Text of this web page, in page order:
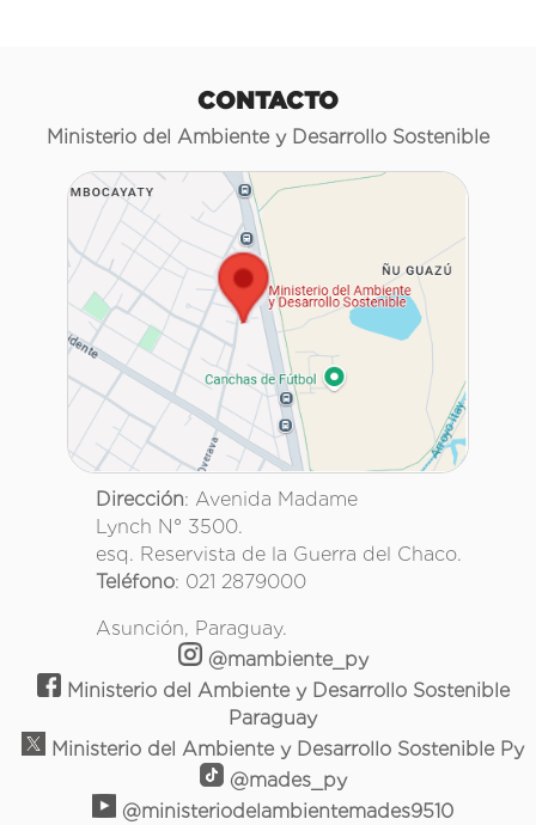
CONTACTO
Ministerio del Ambiente y Desarrollo Sostenible
Dirección: Avenida Madame
Lynch N° 3500.
esq. Reservista de la Guerra del Chaco.
Teléfono: 021 2879000
Asunción, Paraguay.
@mambiente_py
Ministerio del Ambiente y Desarrollo Sostenible
Paraguay
Ministerio del Ambiente y Desarrollo Sostenible Py
@mades_py
@ministeriodelambientemades9510